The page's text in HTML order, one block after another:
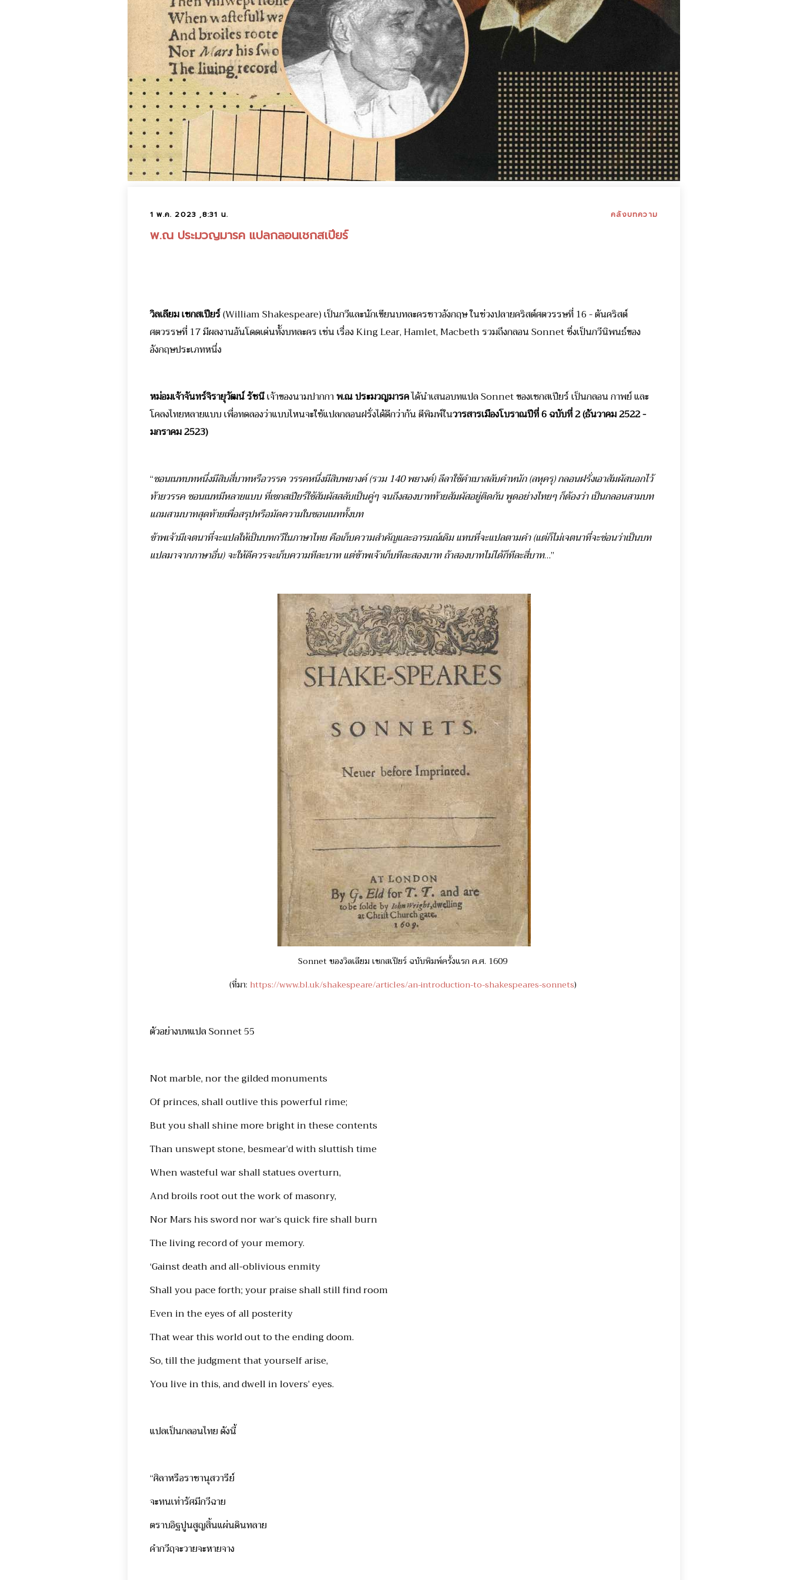
1 พ.ค. 2023 ,8:31 น. คลังบทความ
พ.ณ ประมวญมารค แปลกลอนเชกสเปียร์
วิลเลียม เชกสเปียร์(William Shakespeare) เป็นกวีและนักเขียนบทละครชาวอังกฤษ ในช่วงปลายคริสต์ศตวรรษที่ 16 - ต้นคริสต์
ศตวรรษที่ 17 มีผลงานอันโดดเด่นท้ังบทละคร เช่น เรื่อง King Lear, Hamlet, Macbeth รวมถึงกลอน Sonnet ซึ่งเป็นกวีนิพนธ์ของ
อังกฤษประเภทหนึ่ง
หม่อมเจ้าจันทร์จิรายุวัฒน์ รัชนีเจ้าของนามปากกาพ.ณ ประมวญมารคได้นำเสนอบทแปล Sonnet ของเชกสเปียร์ เป็นกลอน กาพย์ และ
โคลงไทยหลายแบบ เพื่อทดลองว่าแบบไหนจะใช้แปลกลอนฝรั่งได้ดีกว่ากัน ตีพิมพ์ในวารสารเมืองโบราณปีที่ 6 ฉบับที่ 2 (ธันวาคม 2522 -
มกราคม 2523)
“ซอนเนทบทหนึ่งมีสิบสี่บาทหรือวรรค วรรคหนึ่งมีสิบพยางค์ (รวม 140 พยางค์) ลีลาใช้คำเบาสลับคำหนัก (ลหุครุ) กลอนฝรั่งเอาสัมผัสนอกไว้
ท้ายวรรค ซอนเนทมีหลายแบบ ที่เชกสเปียร์ใช้สัมผัสสลับเป็นคู่ๆ จนถึงสองบาทท้ายสัมผัสอยู่ติดกัน พูดอย่างไทยๆ ก็ต้องว่า เป็นกลอนสามบท
แถมสามบาทสุดท้ายเพื่อสรุปหรือมัดความในซอนเนททั้งบท
ข้าพเจ้ามีเจตนาที่จะแปลให้เป็นบทกวีในภาษาไทย คือเก็บความสำคัญและอารมณ์เดิม แทนที่จะแปลตามคำ (แต่ก็ไม่เจตนาที่จะซ่อนว่าเป็นบท
แปลมาจากภาษาอื่น) จะให้ดีควรจะเก็บความทีละบาท แต่ข้าพเจ้าเก็บทีละสองบาท ถ้าสองบาทไม่ได้ก็ทีละสี่บาท…”
Sonnet ของวิลเลียม เชกสเปียร์ ฉบับพิมพ์ครั้งแรก ค.ศ. 1609
(ที่มา: https://www.bl.uk/shakespeare/articles/an-introduction-to-shakespeares-sonnets)
ตัวอย่างบทแปล Sonnet 55
Not marble, nor the gilded monuments
Of princes, shall outlive this powerful rime;
But you shall shine more bright in these contents
Than unswept stone, besmear’d with sluttish time
When wasteful war shall statues overturn,
And broils root out the work of masonry,
Nor Mars his sword nor war’s quick fire shall burn
The living record of your memory.
‘Gainst death and all-oblivious enmity
Shall you pace forth; your praise shall still find room
Even in the eyes of all posterity
That wear this world out to the ending doom.
So, till the judgment that yourself arise,
You live in this, and dwell in lovers’ eyes.
แปลเป็นกลอนไทย ดังนี้
“ศิลาหรือราชานุสวารีย์
จะทนเท่ารัศมีกวีฉาย
ตราบอิฐปูนสูญสิ้นแผ่นดินทลาย
คำกวีฤจะวายจะหายจาง